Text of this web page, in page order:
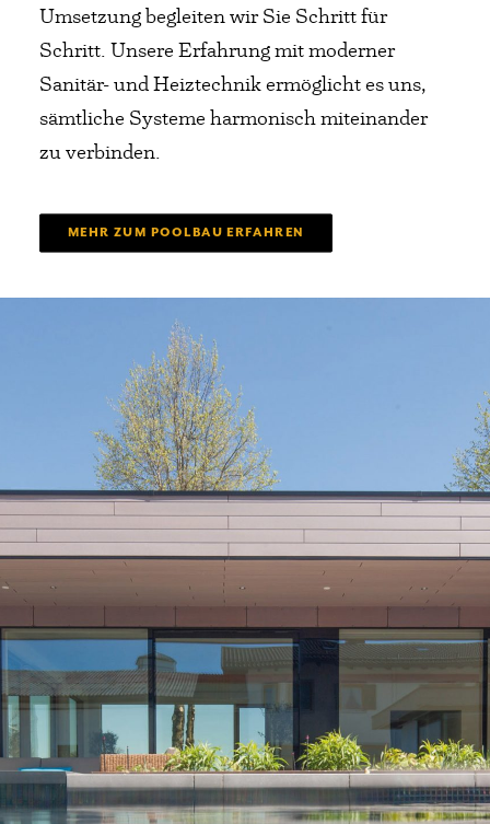
Umsetzung begleiten wir Sie Schritt für
Schritt. Unsere Erfahrung mit moderner
Sanitär- und Heiztechnik ermöglicht es uns,
sämtliche Systeme harmonisch miteinander
zu verbinden.
MEHR ZUM POOLBAU ERFAHREN